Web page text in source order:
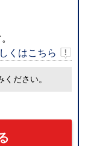
くはこちら
ください。